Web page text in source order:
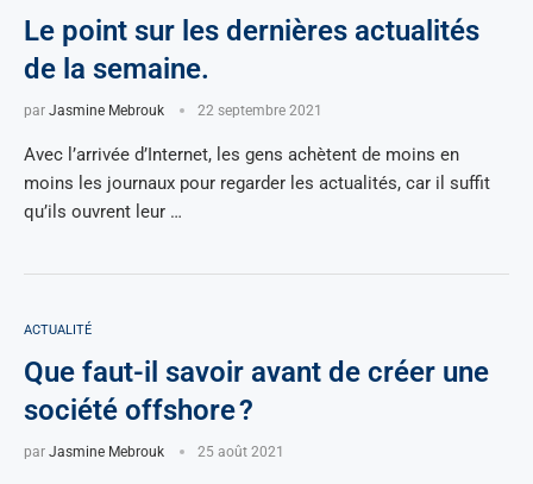
Le point sur les dernières actualités
de la semaine.
par Jasmine Mebrouk 22 septembre 2021
Avec l’arrivée d’Internet, les gens achètent de moins en
moins les journaux pour regarder les actualités, car il suffit
qu’ils ouvrent leur …
ACTUALITÉ
Que faut-il savoir avant de créer une
société offshore ?
par Jasmine Mebrouk 25 août 2021